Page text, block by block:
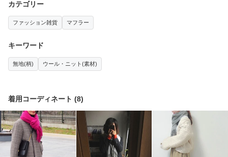
カテゴリー
ファッション雑貨 マフラー
キーワード
無地(柄) ウール・ニット(素材)
着用コーディネート (8)